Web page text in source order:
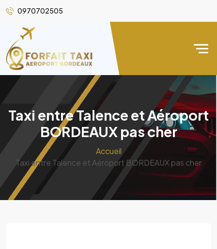
0970702505
Taxi entre Talence et Aéroport
BORDEAUX pas cher
Accueil
Taxi entre Talence et Aéroport BORDEAUX pas cher